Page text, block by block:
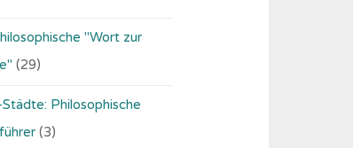
"Wort zur
(29)
Philosophische
(3)